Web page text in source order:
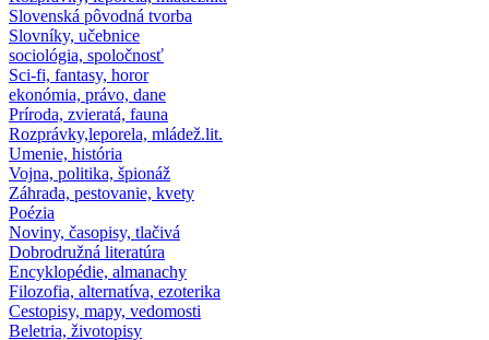
Slovenská pôvodná tvorba
Slovníky, učebnice
sociológia, spoločnosť
Sci-fi, fantasy, horor
ekonómia, právo, dane
Príroda, zvieratá, fauna
Rozprávky,leporela, mládež.lit.
Umenie, história
Vojna, politika, špionáž
Záhrada, pestovanie, kvety
Poézia
Noviny, časopisy, tlačivá
Dobrodružná literatúra
Encyklopédie, almanachy
Filozofia, alternatíva, ezoterika
Cestopisy, mapy, vedomosti
Beletria, životopisy